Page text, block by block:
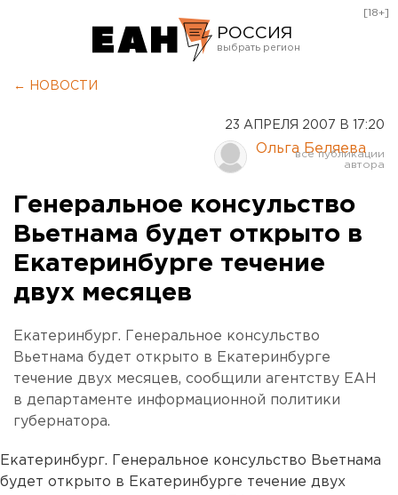
РОССИЯ
Курган
Оренбург
[18+]
← НОВОСТИ
23 АПРЕЛЯ 2007 В 17:20
Ольга Беляева
Генеральное консульство
Вьетнама будет открыто в
Екатеринбурге течение
двух месяцев
Екатеринбург. Генеральное консульство
Вьетнама будет открыто в Екатеринбурге
течение двух месяцев, сообщили агентству ЕАН
в департаменте информационной политики
губернатора.
Екатеринбург. Генеральное консульство Вьетнама
будет открыто в Екатеринбурге течение двух